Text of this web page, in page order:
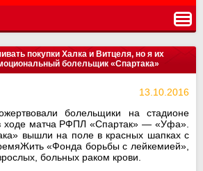
покупки Халка и Витцеля, но я их
болельщик «Спартака»
13.10.2016
болельщики на стадионе
ходе матча РФПЛ «Спартак» — «Уфа».
вышли на поле в красных шапках с
«Фонда борьбы с лейкемией»,
больных раком крови.